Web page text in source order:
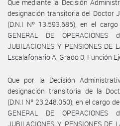
Que mediante la Decisión
designación transitoria del Doctor
(D.N.I Nº 13.593.685), en el
GENERAL DE
JUBILACIONES Y PENSIONES DE
Escalafonario A, Grado 0, Función
Que por la Decisión
designación transitoria de la
(D.N.I Nº 23.248.050), en el cargo
GENERAL DE
JUBILACIONES Y PENSIONES DE